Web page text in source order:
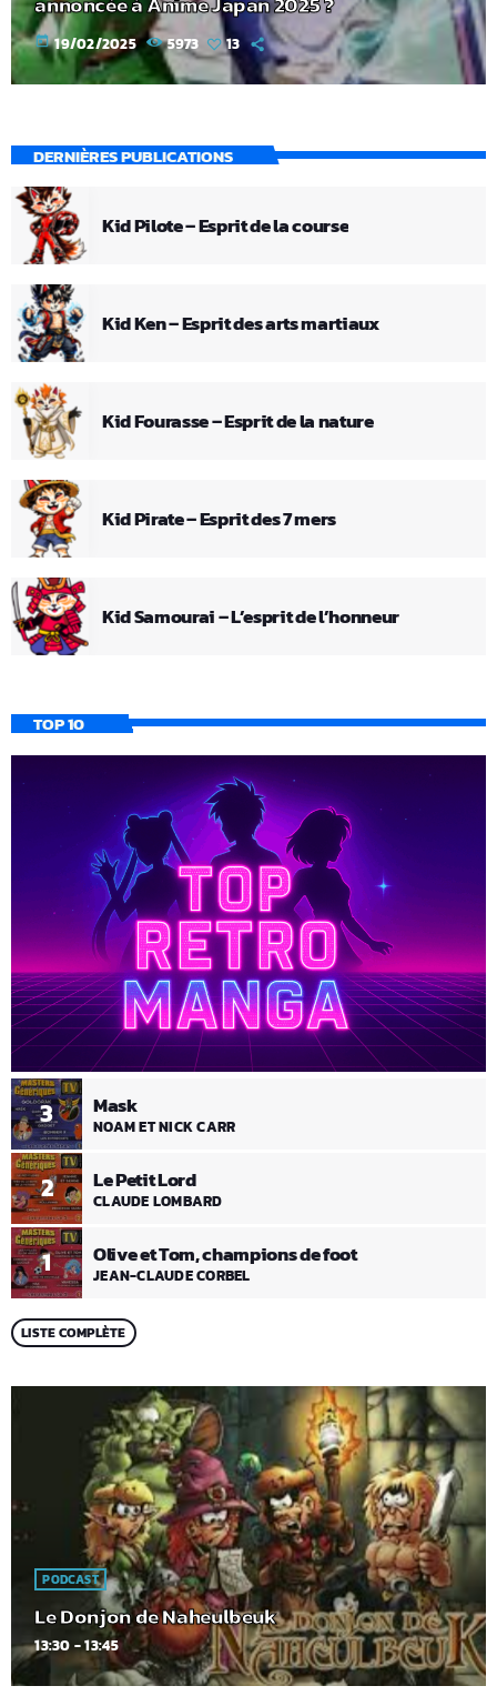
today 19/02/2025 5973 13
DERNIÈRES PUBLICATIONS
Kid Pilote – Esprit de la course
Kid Ken – Esprit des arts martiaux
Kid Fourasse – Esprit de la nature
Kid Pirate – Esprit des 7 mers
Kid Samourai – L’esprit de l’honneur
TOP 10
1 Olive et Tom, champions de foot
JEAN-CLAUDE CORBEL
2 Le Petit Lord
CLAUDE LOMBARD
3 Mask
NOAM ET NICK CARR
LISTE COMPLÈTE
PODCAST
Le Donjon de Naheulbeuk
13:30 - 13:45